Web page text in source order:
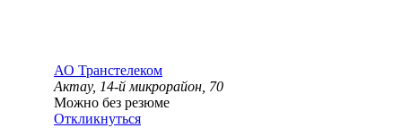
АО Транстелеком
Актау, 14-й микрорайон, 70
Можно без резюме
Откликнуться